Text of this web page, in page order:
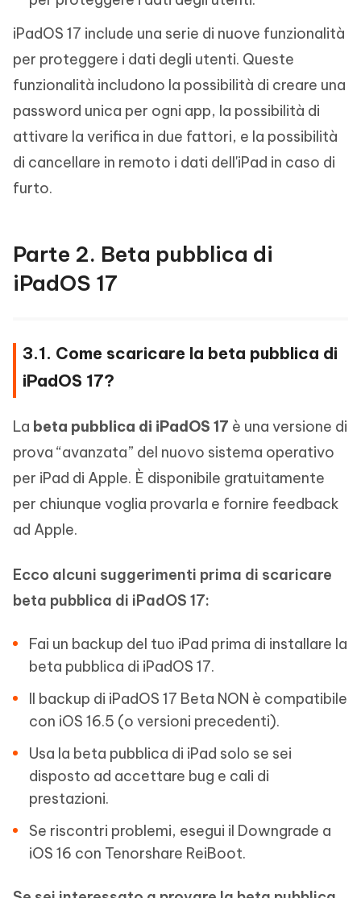
iPadOS 17 include una serie di nuove funzionalità
per proteggere i dati degli utenti. Queste
funzionalità includono la possibilità di creare una
password unica per ogni app, la possibilità di
attivare la verifica in due fattori, e la possibilità
di cancellare in remoto i dati dell'iPad in caso di
furto.
Parte 2. Beta pubblica di
iPadOS 17
3.1. Come scaricare la beta pubblica di
iPadOS 17?
La beta pubblica di iPadOS 17 è una versione di
prova “avanzata” del nuovo sistema operativo
per iPad di Apple. È disponibile gratuitamente
per chiunque voglia provarla e fornire feedback
ad Apple.
Ecco alcuni suggerimenti prima di scaricare
beta pubblica di iPadOS 17:
Fai un backup del tuo iPad prima di installare la
beta pubblica di iPadOS 17.
Il backup di iPadOS 17 Beta NON è compatibile
con iOS 16.5 (o versioni precedenti).
Usa la beta pubblica di iPad solo se sei
disposto ad accettare bug e cali di
prestazioni.
Se riscontri problemi, esegui il Downgrade a
iOS 16 con Tenorshare ReiBoot.